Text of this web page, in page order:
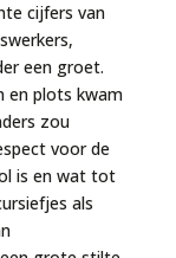
cijfers van
een groet.
en plots kwam
zou
voor de
is en wat tot
als